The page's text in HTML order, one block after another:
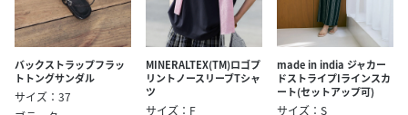
バックストラップフラッ
トトングサンダル
サイズ：37
MINERALTEX(TM)ロゴプ
リントノースリーブTシャ
ツ
サイズ：F
made in india ジャカー
ドストライプIラインスカ
ート(セットアップ可)
サイズ：S